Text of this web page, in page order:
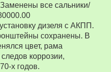
все сальники/
дизеля с АКПП.
сохранены. В
цвет, рама
коррозии,
х годов.